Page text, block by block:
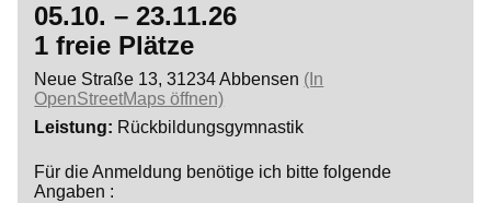
05.10. – 23.11.26
1 freie Plätze
Neue Straße 13, 31234 Abbensen (In
OpenStreetMaps öffnen)
Leistung
Rückbildungsgymnastik
Für die Anmeldung benötige ich bitte folgende
Angaben :